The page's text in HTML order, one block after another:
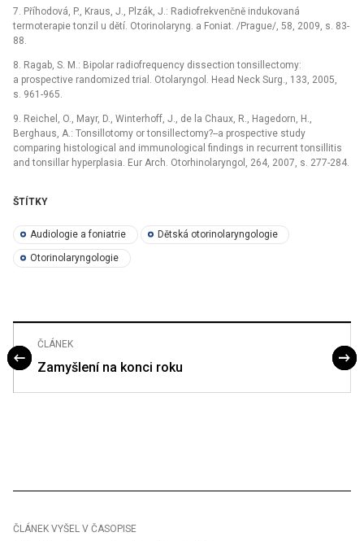
7. Příhodová, P., Kraus, J., Plzák, J.: Radiofrekvenčně indukovaná
termoterapie tonzil u dětí. Otorinolaryng. a Foniat. /Prague/, 58, 2009, s. 83-
88.
8. Ragab, S. M.: Bipolar radiofrequency dissection tonsillectomy:
a prospective randomized trial. Otolaryngol. Head Neck Surg., 133, 2005,
s. 961-965.
9. Reichel, O., Mayr, D., Winterhoff, J., de la Chaux, R., Hagedorn, H.,
Berghaus, A.: Tonsillotomy or tonsillectomy?--a prospective study
comparing histological and immunological findings in recurrent tonsillitis
and tonsillar hyperplasia. Eur Arch. Otorhinolaryngol, 264, 2007, s. 277-284.
ŠTÍTKY
Audiologie a foniatrie Dětská otorinolaryngologie
Otorinolaryngologie
ČLÁNEK
Zamyšlení na konci roku
ČLÁNEK VYŠEL V ČASOPISE